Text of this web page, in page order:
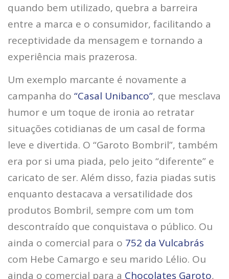
quando bem utilizado, quebra a barreira
entre a marca e o consumidor, facilitando a
receptividade da mensagem e tornando a
experiência mais prazerosa.
Um exemplo marcante é novamente a
campanha do “Casal Unibanco”, que mesclava
humor e um toque de ironia ao retratar
situações cotidianas de um casal de forma
leve e divertida. O “Garoto Bombril”, também
era por si uma piada, pelo jeito “diferente” e
caricato de ser. Além disso, fazia piadas sutis
enquanto destacava a versatilidade dos
produtos Bombril, sempre com um tom
descontraído que conquistava o público. Ou
ainda o comercial para o 752 da Vulcabrás
com Hebe Camargo e seu marido Lélio. Ou
ainda o comercial para a Chocolates Garoto,